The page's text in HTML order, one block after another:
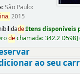
São Paulo:
2015
de:Itens disponíveis
dechamada:342.2 D598]
ao seu